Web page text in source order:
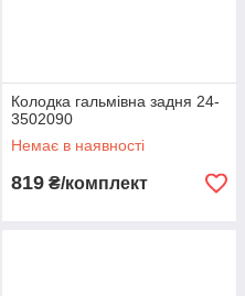
Колодка гальмівна задня 24-
3502090
Немає в наявності
819 ₴/комплект